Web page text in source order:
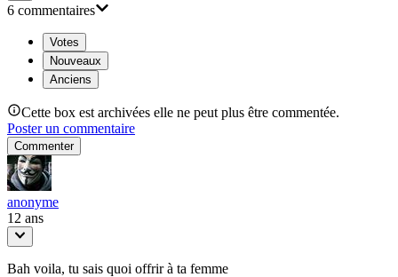
6 commentaires
Votes
Nouveaux
Anciens
Cette box est archivées elle ne peut plus être commentée.
Poster un commentaire
Commenter
anonyme
12 ans
Bah voila, tu sais quoi offrir à ta femme